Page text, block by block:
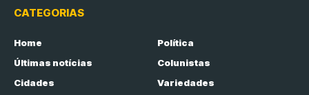
CATEGORIAS
Home
Política
Últimas notícias
Colunistas
Cidades
Variedades